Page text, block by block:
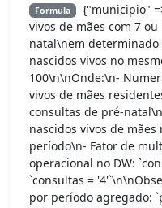
Formula
{"municipio"
vivos de mães com 7
natal\nem
nascidos vivos no
100\n\nOnde:\n-
vivos de mães
consultas de pré-
nascidos vivos de
período\n- Fator de
operacional no DW:
`consultas =
por período agregado: